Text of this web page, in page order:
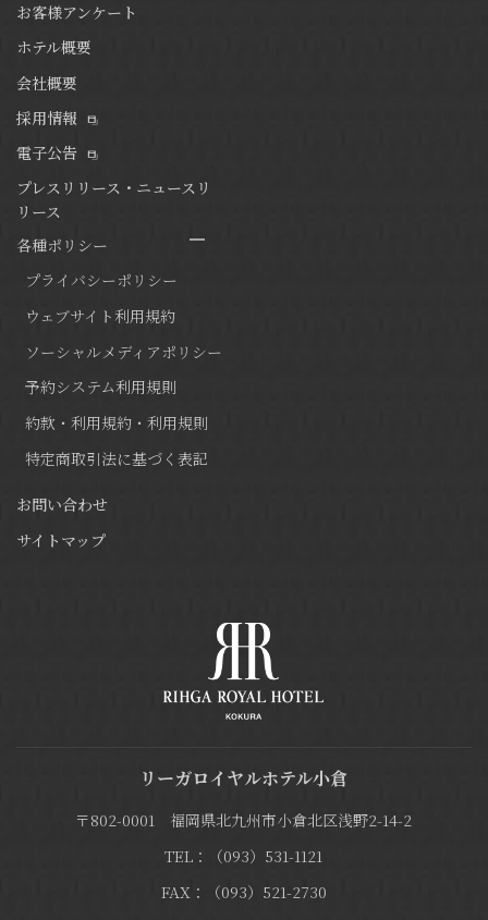
お客様アンケート
ホテル概要
会社概要
採用情報
電子公告
プレスリリース・ニュースリ
リース
各種ポリシー
プライバシーポリシー
ウェブサイト利用規約
ソーシャルメディアポリシー
予約システム利用規則
約款・利用規約・利用規則
特定商取引法に基づく表記
お問い合わせ
サイトマップ
リーガロイヤルホテル小倉
〒802-0001 福岡県北九州市小倉北区浅野2-14-2
TEL：（093）531-1121
FAX：（093）521-2730